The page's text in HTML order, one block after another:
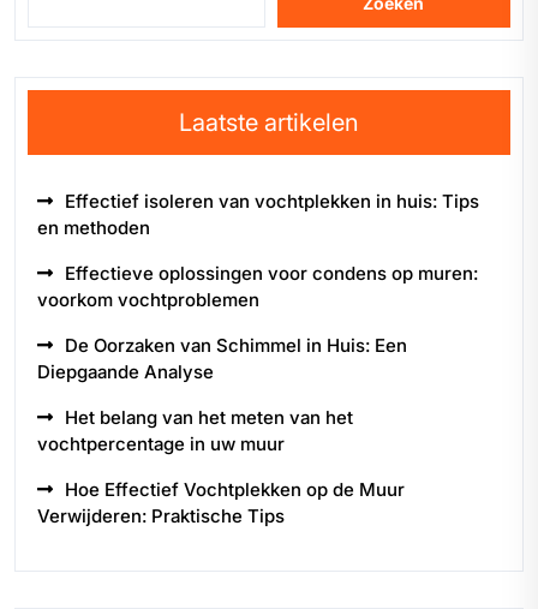
Laatste artikelen
Effectief isoleren van vochtplekken in huis: Tips
en methoden
Effectieve oplossingen voor condens op muren:
voorkom vochtproblemen
De Oorzaken van Schimmel in Huis: Een
Diepgaande Analyse
Het belang van het meten van het
vochtpercentage in uw muur
Hoe Effectief Vochtplekken op de Muur
Verwijderen: Praktische Tips